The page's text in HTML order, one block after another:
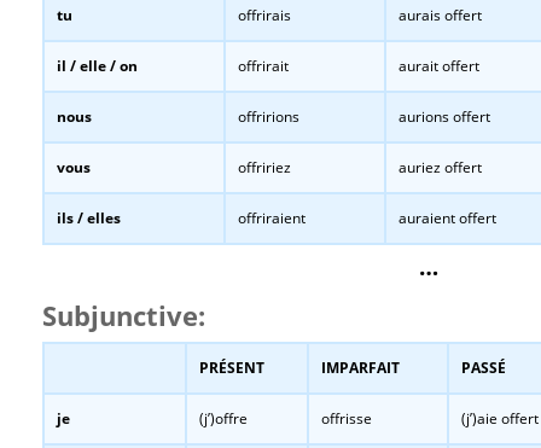
tu offrirais aurais offert
il / elle / on offrirait aurait offert
nous offririons aurions offert
vous offririez auriez offert
ils / elles offriraient auraient offert
…
Subjunctive:
PRÉSENT IMPARFAIT PASSÉ
je (j’)offre offrisse (j’)aie offert